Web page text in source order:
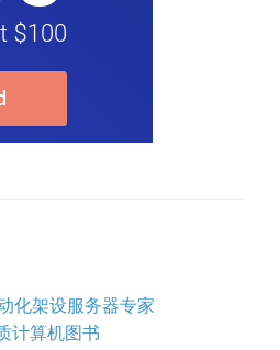
化架设服务器专家
计算机图书